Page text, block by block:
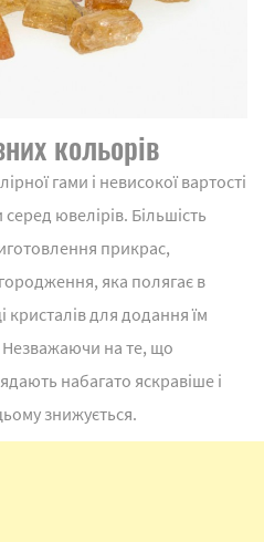
кольорів
гами і невисокої вартості
ювелірів. Більшість
прикрас,
яка полягає в
кристалів для додання їм
на те, що
набагато яскравіше і
знижується.